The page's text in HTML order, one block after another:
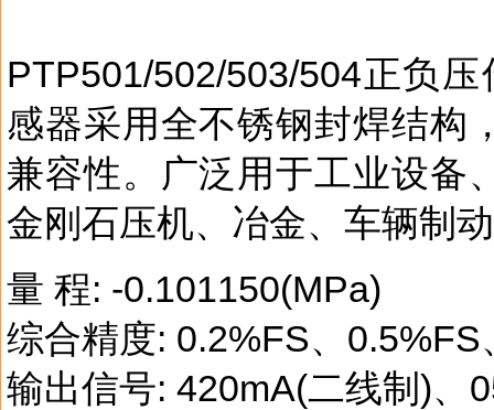
PTP501/502/503/504正负
感器采用全不锈钢封焊结构
兼容性。广泛用于工业设备
金刚石压机、冶金、车辆制
量 程: -0.101150(MPa)
综合精度: 0.2%FS、0.5%FS
输出信号: 420mA(二线制)、